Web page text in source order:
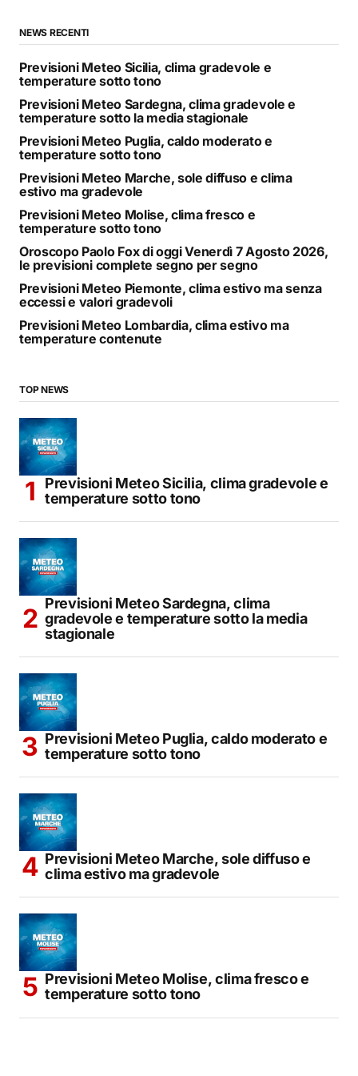
NEWS RECENTI
Previsioni Meteo Sicilia, clima gradevole e
temperature sotto tono
Previsioni Meteo Sardegna, clima gradevole e
temperature sotto la media stagionale
Previsioni Meteo Puglia, caldo moderato e
temperature sotto tono
Previsioni Meteo Marche, sole diffuso e clima
estivo ma gradevole
Previsioni Meteo Molise, clima fresco e
temperature sotto tono
Oroscopo Paolo Fox di oggi Venerdì 7 Agosto 2026,
le previsioni complete segno per segno
Previsioni Meteo Piemonte, clima estivo ma senza
eccessi e valori gradevoli
Previsioni Meteo Lombardia, clima estivo ma
temperature contenute
TOP NEWS
Previsioni Meteo Sicilia, clima gradevole e
temperature sotto tono
Previsioni Meteo Sardegna, clima
gradevole e temperature sotto la media
stagionale
Previsioni Meteo Puglia, caldo moderato e
temperature sotto tono
Previsioni Meteo Marche, sole diffuso e
clima estivo ma gradevole
Previsioni Meteo Molise, clima fresco e
temperature sotto tono